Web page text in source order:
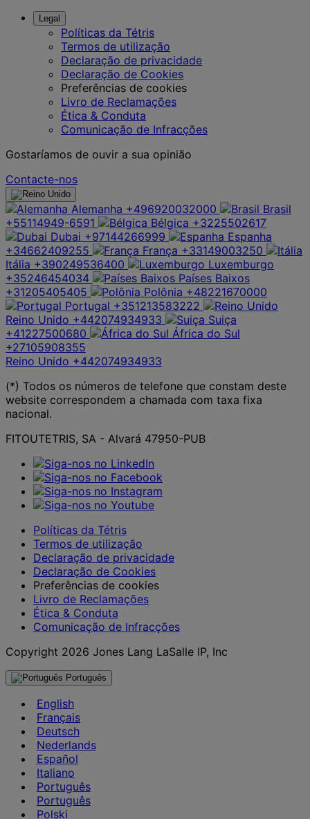
Legal
Políticas da Tétris
Termos de utilização
Declaração de privacidade
Declaração de Cookies
Preferências de cookies
Livro de Reclamações
Ética & Conduta
Comunicação de Infracções
Gostaríamos de ouvir a sua opinião
Contacte-nos
Alemanha +496920032000
Brasil
+55114949-6591
Bélgica +3225502617
Dubai +97144266999
Espanha
+34662409255
França +33149003250
Itália +390249536400
Luxemburgo
+35246454034
Países Baixos
+31205405405
Polônia +48221670000
Portugal +351213583222
Reino Unido +442074934933
Suiça
+41227500680
África do Sul
+27105908355
Reino Unido +442074934933
(*) Todos os números de telefone que constam deste
website correspondem a chamada com taxa fixa
nacional.
FITOUTETRIS, SA - Alvará 47950-PUB
Políticas da Tétris
Termos de utilização
Declaração de privacidade
Declaração de Cookies
Preferências de cookies
Livro de Reclamações
Ética & Conduta
Comunicação de Infracções
Copyright 2026 Jones Lang LaSalle IP, Inc
Português
English
Français
Deutsch
Nederlands
Español
Italiano
Português
Português
Polski